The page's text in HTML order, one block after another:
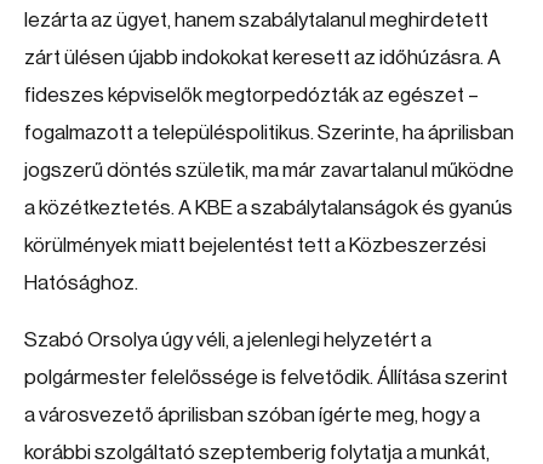
lezárta az ügyet, hanem szabálytalanul meghirdetett
zárt ülésen újabb indokokat keresett az időhúzásra. A
fideszes képviselők megtorpedózták az egészet –
fogalmazott a településpolitikus. Szerinte, ha áprilisban
jogszerű döntés születik, ma már zavartalanul működne
a közétkeztetés. A KBE a szabálytalanságok és gyanús
körülmények miatt bejelentést tett a Közbeszerzési
Hatósághoz.
Szabó Orsolya úgy véli, a jelenlegi helyzetért a
polgármester felelőssége is felvetődik. Állítása szerint
a városvezető áprilisban szóban ígérte meg, hogy a
korábbi szolgáltató szeptemberig folytatja a munkát,